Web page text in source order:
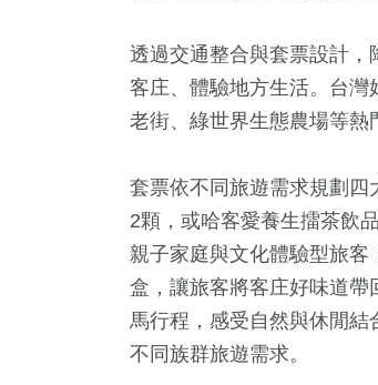
透過交通整合與套票設計，
客庄、體驗地方生活。台
老街、綠世界生態農場等熱
套票依不同旅遊需求規劃
2顆，或哈客愛養生擂茶飲
親子家庭與文化體驗型旅
盒，讓旅客將客庄好味道
馬行程，感受自然與休閒
不同族群旅遊需求。